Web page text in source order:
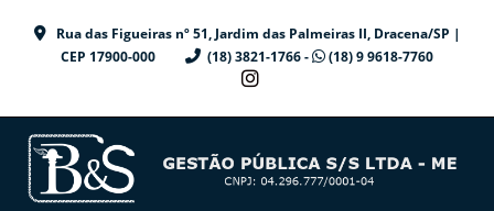
Rua das Figueiras nº 51, Jardim das Palmeiras II, Dracena/SP |
CEP 17900-000
(18) 3821-1766 - (18) 9 9618-7760